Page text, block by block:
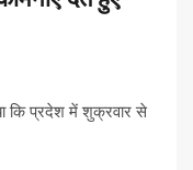
कि प्रदेश में शुक्रवार से